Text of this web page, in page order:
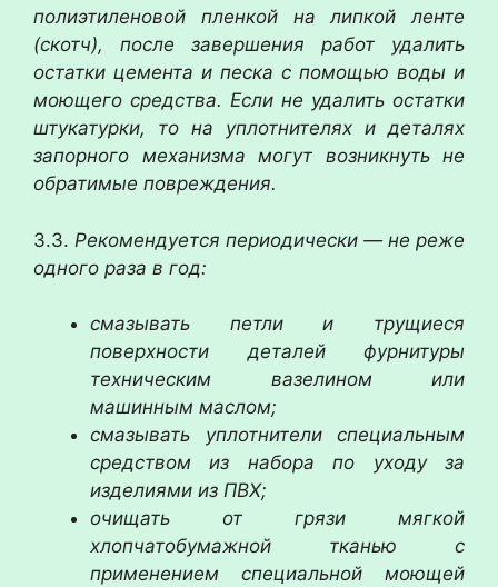
полиэтиленовой пленкой на липкой ленте
(скотч), после завершения работ удалить
остатки цемента и песка с помощью воды и
моющего средства. Если не удалить остатки
штукатурки, то на уплотнителях и деталях
запорного механизма могут возникнуть не
обратимые повреждения.
3.3. Рекомендуется периодически — не реже
одного раза в год:
смазывать петли и трущиеся
поверхности деталей фурнитуры
техническим вазелином или
машинным маслом;
смазывать уплотнители специальным
средством из набора по уходу за
изделиями из ПВХ;
очищать от грязи мягкой
хлопчатобумажной тканью с
применением специальной моющей